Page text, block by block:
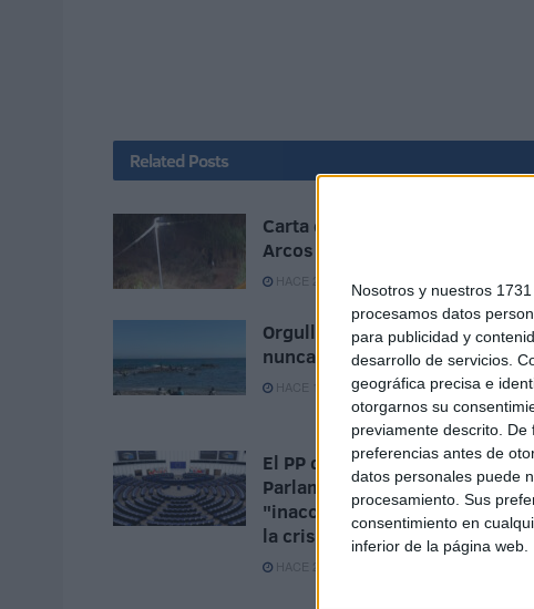
Nosotros y nuestros 1731
procesamos datos
para publicidad y
desarrollo de servicios.
geográfica precisa e
otorgarnos su
previamente descrito.
preferencias antes de
datos personales puede
procesamiento. Sus
consentimiento en
inferior de la página web.
Related Posts
Carta de los vecinos de
Arcos Quebrados
HACE 28 MINUTOS
Orgullo de un pueblo que
nunca pierde su humanidad
HACE 1 HORA
El PP denuncia en el
Parlamento Europeo la
"inacción" de Sánchez ante
la crisis de Ceuta
HACE 2 HORAS